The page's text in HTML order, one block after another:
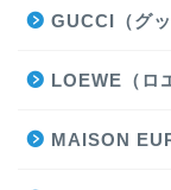
GUCCI（グッ
LOEWE（ロ
MAISON